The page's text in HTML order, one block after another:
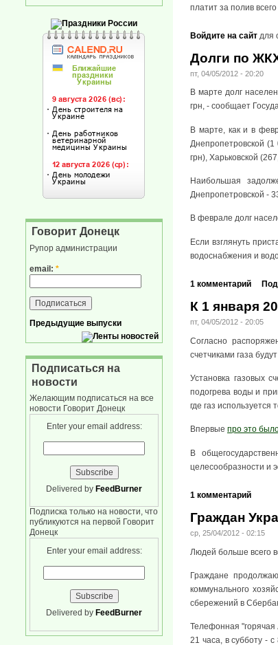
платит за полив
Войдите на сайт для
Долги по
пт, 04/05/2012 - 20:20
В марте долг
грн, - сообщает
В марте, как и в
Днепропетровской
грн), Харьковской
Наибольшая
Днепропетровской -
В феврале долг
Если взглянуть
водоснабжения и
1 комментарий
К 1 января
пт, 04/05/2012 - 20:05
Согласно
счетчиками газа
Установка газовых
подогрева воды и
где газ
Впервые про это
В
целесообразности и
1 комментарий
Граждан
ср, 25/04/2012 - 02:15
Людей больше всего
Граждане
коммунального
сбережений в
Телефонная
21 часа, в субботу -
Говорит Донецк
Рупор администрации
email: *
Предыдущие выпуски
Подписаться на
новости
Желающим подписаться на все
новости Говорит Донецк
Enter your email address:
Delivered by FeedBurner
Подписка только на новости, что
публикуются на первой Говорит
Донецк
Enter your email address:
Delivered by FeedBurner